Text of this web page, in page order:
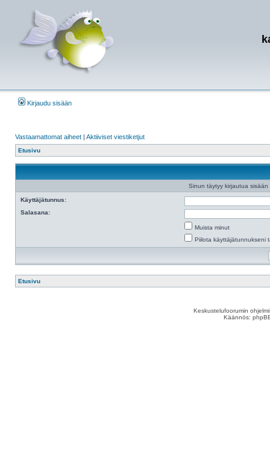
Kirjaudu sisään
Vastaamattomat aiheet | Aktiiviset viestiketjut
Etusivu
Sinun täytyy kirjautua
Käyttäjätunnus:
Salasana:
Muista minut
Piilota käyttäjätunnukseni
Etusivu
Keskustelufoorumin
Käännös: